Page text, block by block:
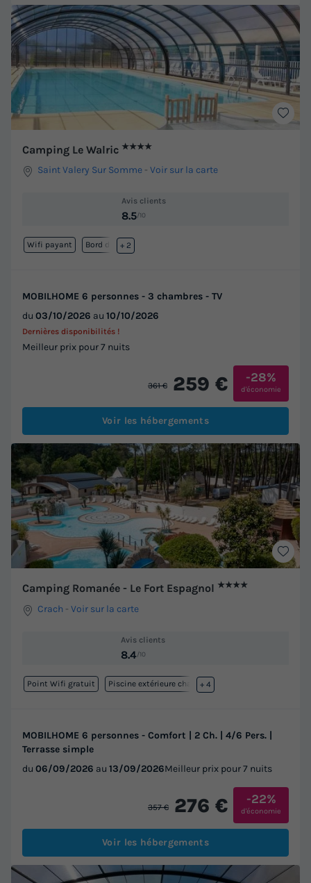
Camping Le Walric ★★★★
Saint Valery Sur Somme -Voir sur la carte
Avis clients
8.5/10
Wifi payant Bord de mer
+ 2
MOBILHOME 6 personnes - 3 chambres - TV
du 03/10/2026 au 10/10/2026
Meilleur prix pour 7 nuits
Dernières disponibilités !
361 € 259 € -28%
d'économie
Voir les hébergements
Camping Romanée - Le Fort Espagnol ★★★★
Crach -Voir sur la carte
Avis clients
8.4/10
Point Wifi gratuit Piscine extérieure chauffée
+ 4
MOBILHOME 6 personnes - Comfort | 2 Ch. | 4/6 Pers. |
Terrasse simple
du 06/09/2026 au 13/09/2026Meilleur prix pour 7 nuits
357 € 276 € -22%
d'économie
Voir les hébergements